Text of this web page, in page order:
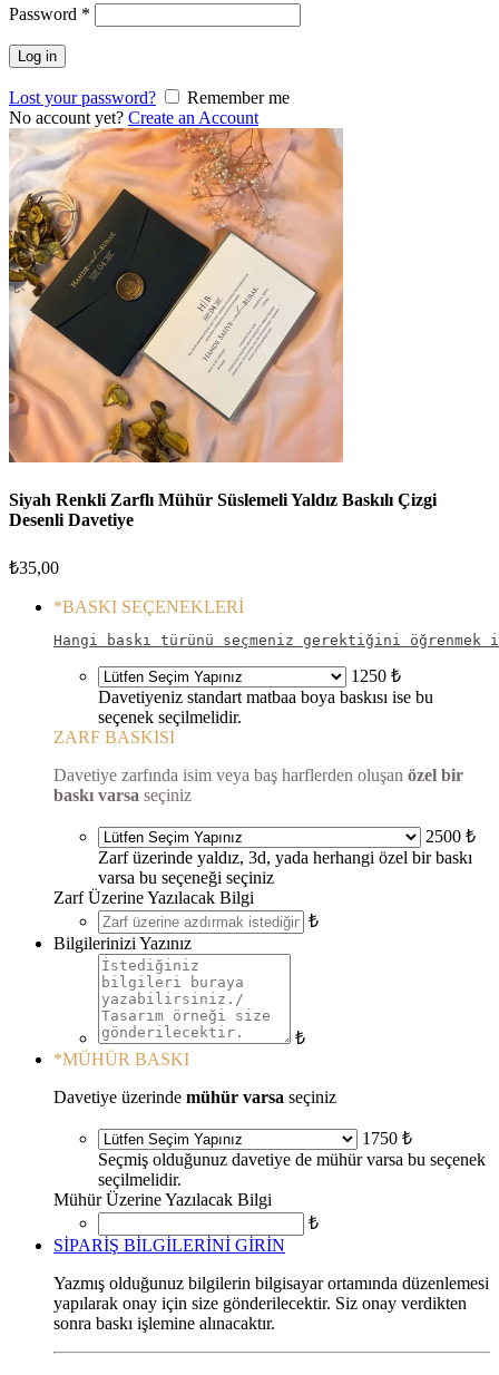
Password *
Log in
Lost your password?
Remember me
No account yet? Create an Account
Siyah Renkli Zarflı Mühür Süslemeli Yaldız Baskılı Çizgi
Desenli Davetiye
₺35,00
*BASKI SEÇENEKLERİ
Hangi baskı türünü seçmeniz gerektiğini öğrenmek
1250 ₺
Davetiyeniz standart matbaa boya baskısı ise bu
seçenek seçilmelidir.
ZARF BASKISI
Davetiye zarfında isim veya baş harflerden oluşan özel bir
baskı varsa seçiniz
2500 ₺
Zarf üzerinde yaldız, 3d, yada herhangi özel bir baskı
varsa bu seçeneği seçiniz
Zarf Üzerine Yazılacak Bilgi
₺
Bilgilerinizi Yazınız
₺
*MÜHÜR BASKI
Davetiye üzerinde mühür varsa seçiniz
1750 ₺
Seçmiş olduğunuz davetiye de mühür varsa bu seçenek
seçilmelidir.
Mühür Üzerine Yazılacak Bilgi
₺
SİPARİŞ BİLGİLERİNİ GİRİN
Yazmış olduğunuz bilgilerin bilgisayar ortamında düzenlemesi
yapılarak onay için size gönderilecektir. Siz onay verdikten
sonra baskı işlemine alınacaktır.